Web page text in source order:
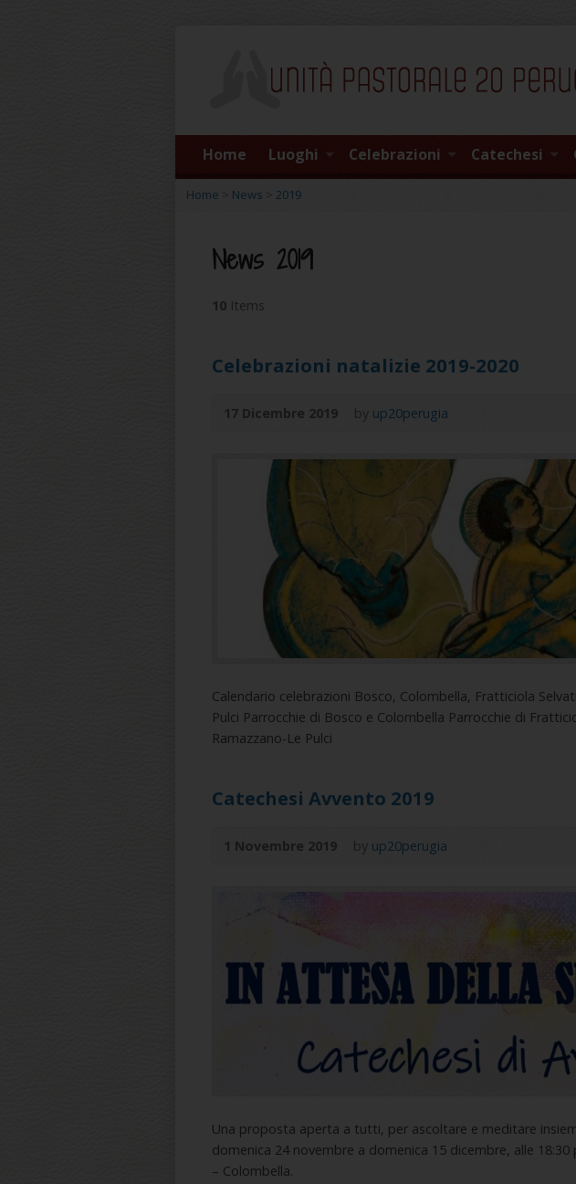
Home Luoghi Celebrazioni Catechesi
Home > News > 2019
News 2019
10 Items
Celebrazioni natalizie 2019-2020
17 Dicembre 2019 by up20perugia
Calendario celebrazioni Bosco, Colombella, Fratticiola
Pulci Parrocchie di Bosco e Colombella Parrocchie di
Ramazzano-Le Pulci
Catechesi Avvento 2019
1 Novembre 2019 by up20perugia
Una proposta aperta a tutti, per ascoltare e meditare
domenica 24 novembre a domenica 15 dicembre, alle 18:30
– Colombella.